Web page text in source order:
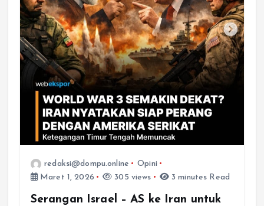
redaksi@dompu.online
Opini
Maret 1, 2026
305 views 3 minutes Read
Serangan Israel – AS ke Iran untuk